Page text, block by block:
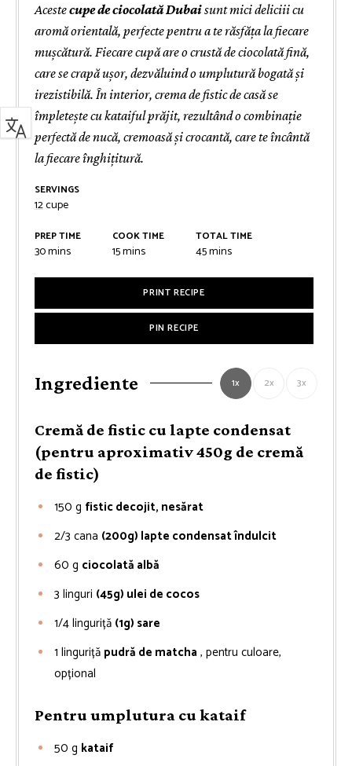
Acestecupe de ciocolată Dubaisunt mici deliciii cu
aromă orientală, perfecte pentru a te răsfăța la fiecare
mușcătură. Fiecare cupă are o crustă de ciocolată fină,
care se crapă ușor, dezvăluind o umplutură bogată și
irezistibilă. În interior, crema de fistic de casă se
împletește cu kataiful prăjit, rezultând o combinație
perfectă de nucă, cremoasă și crocantă, care te încântă
la fiecare înghițitură.
SERVINGS
12cupe
PREP TIME
30minutes
mins
COOK TIME
15minutes
mins
TOTAL TIME
45minutes
mins
PRINT RECIPE
PIN RECIPE
Ingrediente 1x 2x 3x
Cremă de fistic cu lapte condensat
(pentru aproximativ 450g de cremă
de fistic)
150 g fistic decojit, nesărat
2/3 cana (200g) lapte condensat îndulcit
60 g ciocolată albă
3 linguri (45g) ulei de cocos
1/4linguriță (1g) sare
1 linguriță pudră de matcha , pentru culoare,
opțional
Pentru umplutura cu kataif
50 g kataif